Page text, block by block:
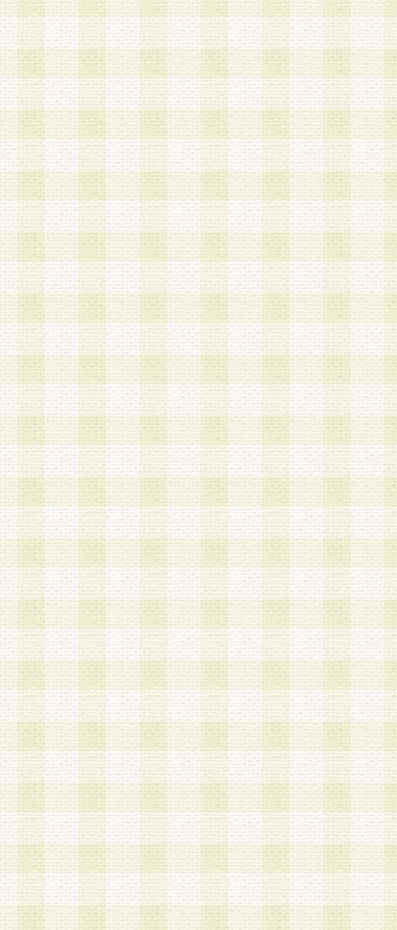
a.既に登録されている会員と同一のメールアドレ
録する場合
b.本サービスと同様のサービスを提供している企
業に従事していると思われる本人またはその家族
場合
c.その他当社が不適切と判断する場合
2.当社は、会員登録希望者を会員として承認する
した 場合、会員登録希望者による会員登録手続
による承認後の場合であっても、会員登録の取り
の抹消を、当社が適切と判 断する方法・手段に
とができるものとします。
3.会員登録希望者が18歳未満、成年被後見人、被
人 である場合は、親権者などの法定代理人の同
録を行うものとします。なお、義務教育学齢に該
者については、登録時に 当社が別途定める方法
権者による承認手続きを行うものとします。
第3条 会員の登録方法
1.会員登録手続きは、会員登録希望者本人が行う
る登録は一切認められないものとします。
2.会員登録希望者は、本規約に同意の後、当社指
画 面」において、当社が指定する必要事項を入
を行うものとします。当社は、会員登録を承認し
会員として本サービスを 受けるためのログイン
を付与します。
3.会員は、会員登録の際に申告する登録情報の全
いかなる虚偽の申告をも行ってはならないものと
4.会員は、複数のログインＩＤおよびパスワード
いものとします。
第4条 ログインIDおよびパスワードの管理
1.会員は、会員登録後、本サイト内にて本サービ
加する際には、前条に基づき当社から付与された
スワードを使用するものとします。
2.登録の際に当社が付与したログインIDおよびパ
の使用に関しては、全て会員本人がその責任を負
3.会員は、当社から付与されたログインIDおよび